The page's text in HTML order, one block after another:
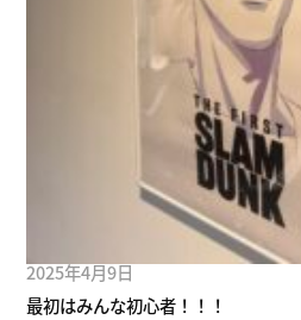
2025年4月9日
最初はみんな初心者！！！